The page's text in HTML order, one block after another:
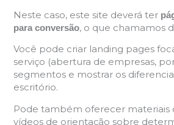
Neste caso, este site deverá ter
para conversão, o que chamamos
Você pode criar landing pages
serviço (abertura de empresas,
segmentos e mostrar os
escritório.
Pode também oferecer materiais
vídeos de orientação sobre